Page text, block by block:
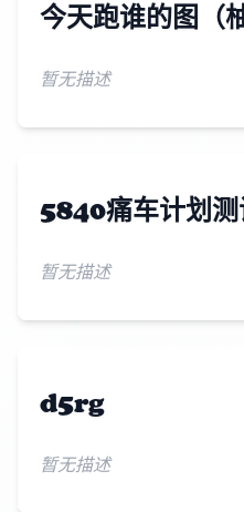
今天跑谁的图（
暂无描述
5840痛车计划测
暂无描述
d5rg
暂无描述